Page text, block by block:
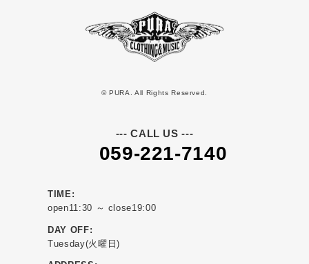
© PURA. All Rights Reserved.
--- CALL US ---
059-221-7140
TIME:
open11:30 ～ close19:00
DAY OFF:
Tuesday(火曜日)